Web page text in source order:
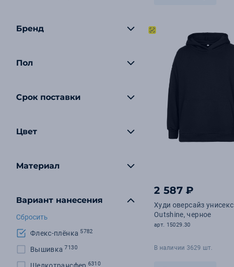
Бренд
Пол
Срок поставки
Цвет
Материал
Вариант нанесения
Сбросить
Флекс-плёнка 5782
Вышивка 7130
6310
2 587 ₽
Худи оверсайз унисекс
Outshine, черное
арт. 15029.30
В наличии 3629 шт.